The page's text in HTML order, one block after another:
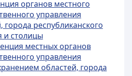
органов местного
управления
города республиканского
и столицы
местных органов
управления
областей, города